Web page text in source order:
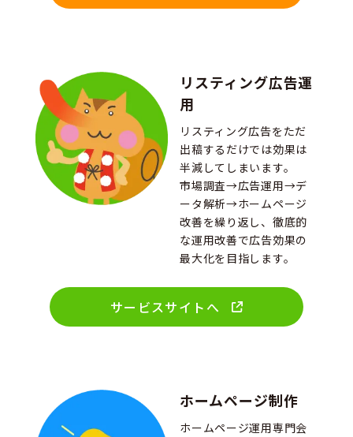
リスティング広告運
用
リスティング広告をただ
出稿するだけでは効果は
半減してしまいます。
市場調査→広告運用→デ
ータ解析→ホームページ
改善を繰り返し、徹底的
な運用改善で広告効果の
最大化を目指します。
サービスサイトへ
ホームページ制作
ホームページ運用専門会